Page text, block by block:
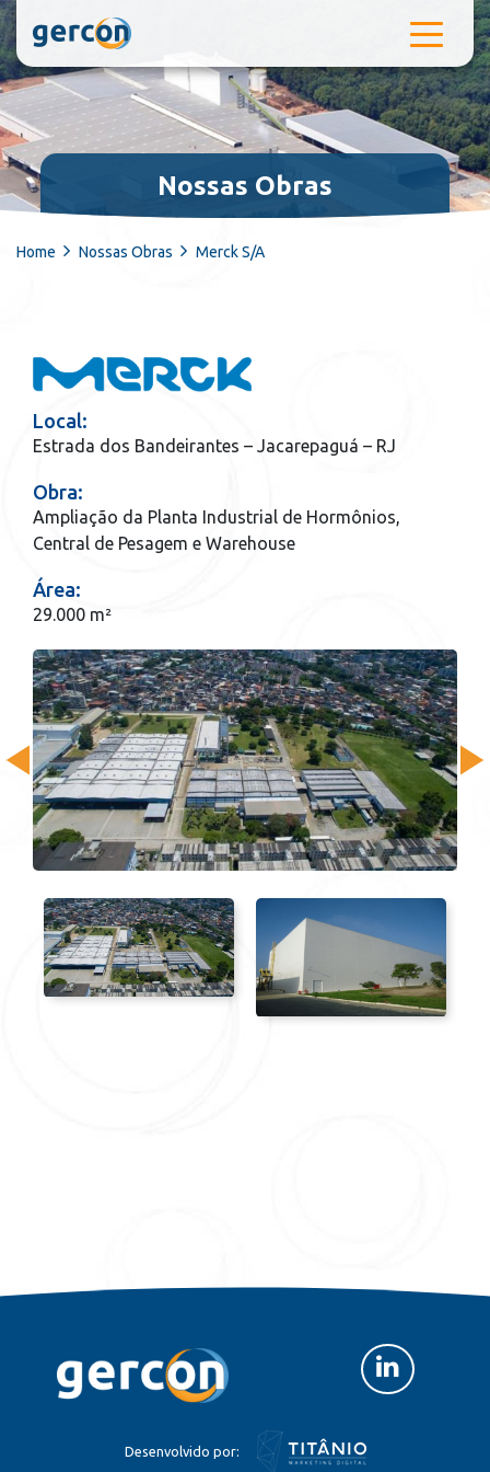
Nossas Obras
Home Nossas Obras Merck S/A
Local:
Estrada dos Bandeirantes – Jacarepaguá – RJ
Obra:
Ampliação da Planta Industrial de Hormônios,
Central de Pesagem e Warehouse
Área:
29.000 m²
Desenvolvido por: